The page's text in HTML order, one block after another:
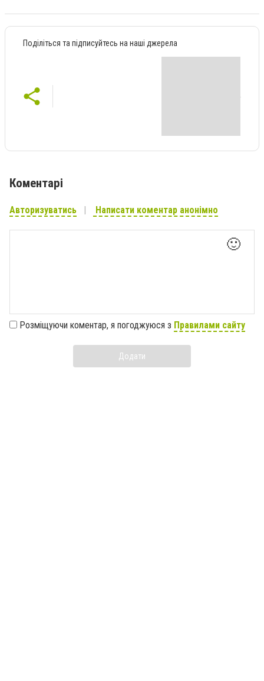
Поділіться та підписуйтесь на наші джерела
Коментарі
Авторизуватись Написати коментар анонімно
🙂
Розміщуючи коментар, я погоджуюся з Правилами сайту
Додати